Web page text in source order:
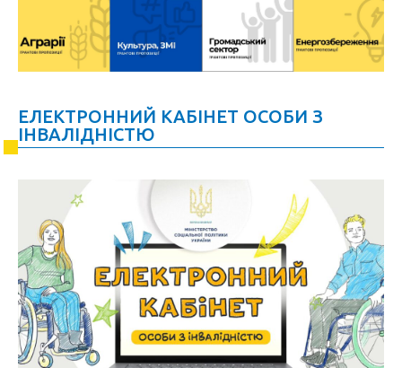
ЕЛЕКТРОННИЙ КАБІНЕТ ОСОБИ З
ІНВАЛІДНІСТЮ